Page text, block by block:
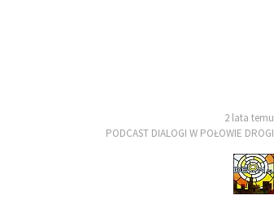
2 lata temu
PODCAST DIALOGI W POŁOWIE DROGI